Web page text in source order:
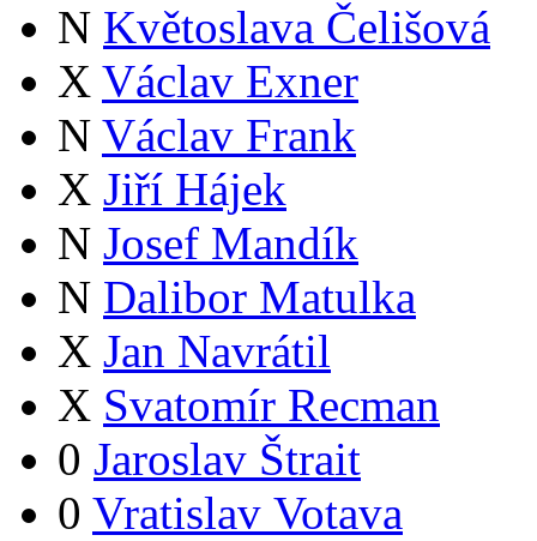
N Květoslava Čelišová
X Václav Exner
N Václav Frank
X Jiří Hájek
N Josef Mandík
N Dalibor Matulka
X Jan Navrátil
X Svatomír Recman
0 Jaroslav Štrait
0 Vratislav Votava